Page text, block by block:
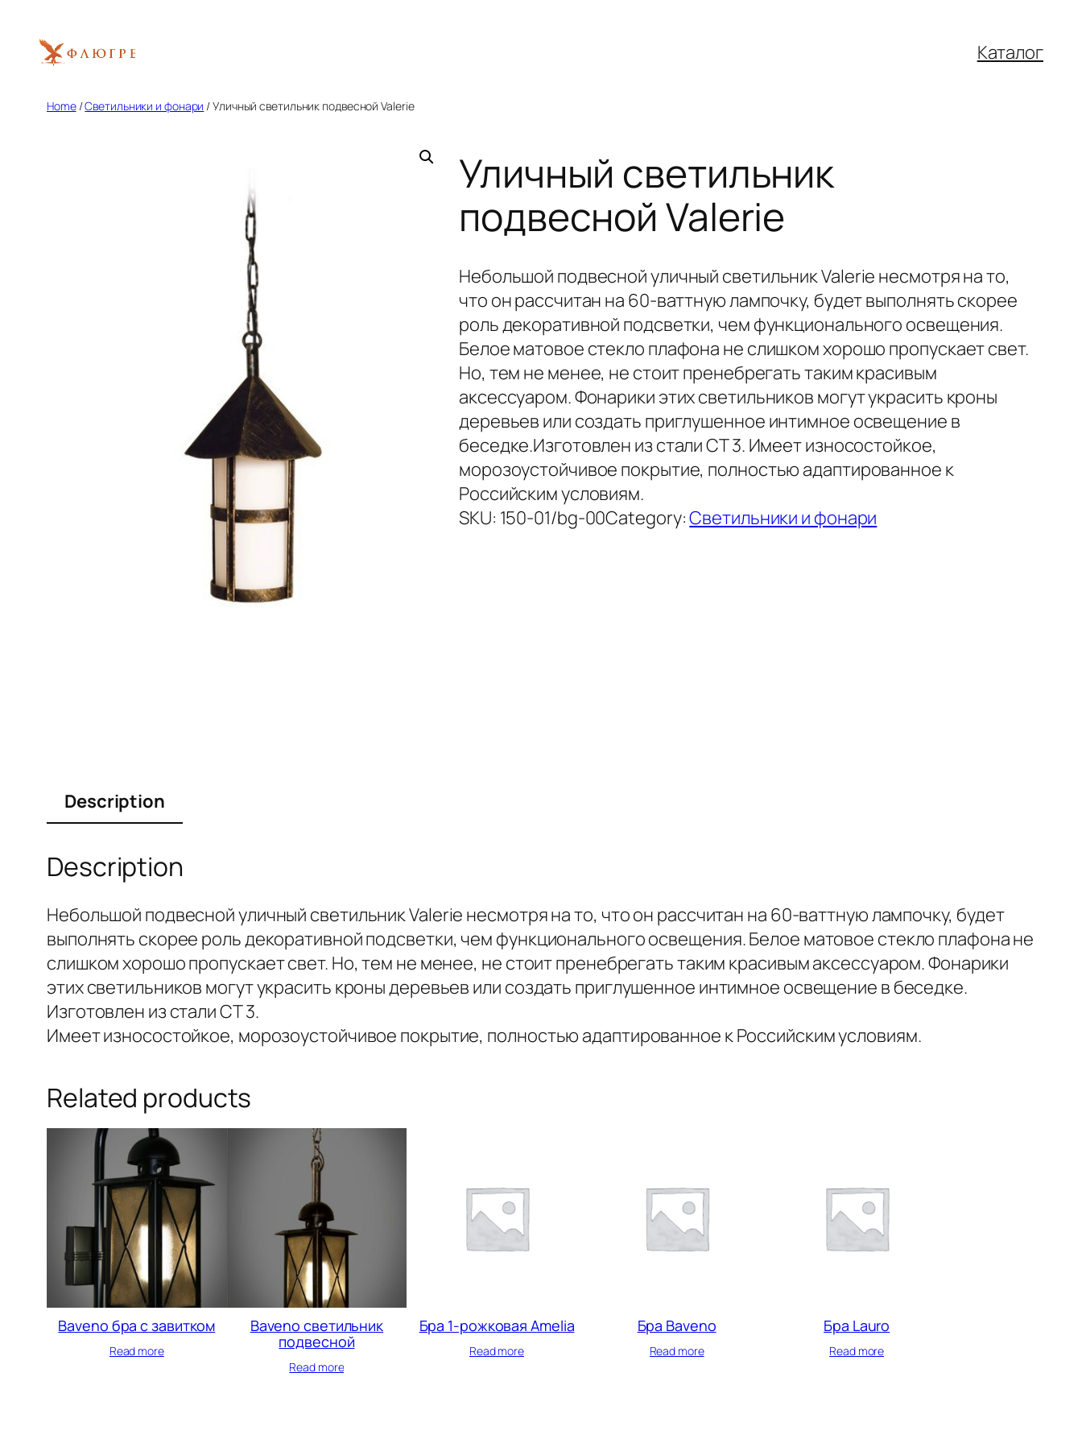
content
Каталог
Home/Светильники и фонари / Уличный светильник подвесной Valerie
Уличный светильник
подвесной Valerie
Небольшой подвесной уличный светильник Valerie несмотря на то,
что он рассчитан на 60-ваттную лампочку, будет выполнять скорее
роль декоративной подсветки, чем функционального освещения.
Белое матовое стекло плафона не слишком хорошо пропускает свет.
Но, тем не менее, не стоит пренебрегать таким красивым
аксессуаром. Фонарики этих светильников могут украсить кроны
деревьев или создать приглушенное интимное освещение в
беседке.Изготовлен из стали СТ 3. Имеет износостойкое,
морозоустойчивое покрытие, полностью адаптированное к
Российским условиям.
SKU: 150-01/bg-00Category:Светильники и фонари
Description
Description
Небольшой подвесной уличный светильник Valerie несмотря на то, что он рассчитан на 60-ваттную лампочку, будет
выполнять скорее роль декоративной подсветки, чем функционального освещения. Белое матовое стекло плафона не
слишком хорошо пропускает свет. Но, тем не менее, не стоит пренебрегать таким красивым аксессуаром. Фонарики
этих светильников могут украсить кроны деревьев или создать приглушенное интимное освещение в беседке.
Изготовлен из стали СТ 3.
Имеет износостойкое, морозоустойчивое покрытие, полностью адаптированное к Российским условиям.
Related products
Baveno бра с завитком
Read more
Baveno светильник
подвесной
Read more
Бра 1-рожковая Amelia
Read more
Бра Baveno
Read more
Бра Lauro
Read more